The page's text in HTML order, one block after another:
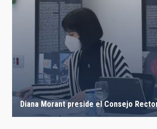
Diana Morant preside el Consejo